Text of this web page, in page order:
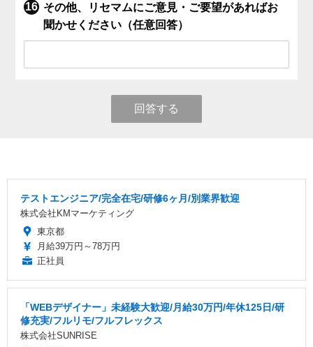
その他、リセマムにご意見・ご要望があればお
聞かせください（任意回答）
回答する
テストエンジニア/完全在宅/研修6ヶ月/別業界歓迎
株式会社KMマーケティング
東京都
月給39万円～78万円
正社員
「WEBデザイナー」未経験大歓迎/月給30万円/年休125日/研
修充実/フルリモ/フルフレックス
株式会社SUNRISE